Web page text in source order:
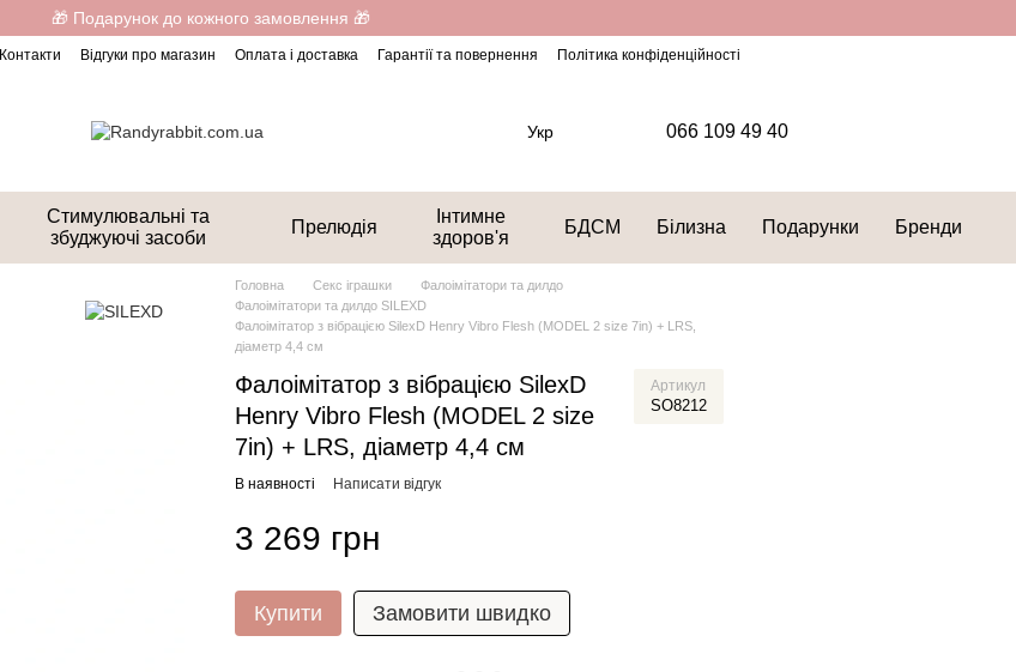
🎁 Подарунок до кожного замовлення 🎁
Контакти Відгуки про магазин Оплата і доставка Гарантії та повернення Політика конфіденційності
Укр 066 109 49 40
Стимулювальні та
збуджуючі засоби
Прелюдія
Інтимне
здоров'я
БДСМ Білизна Подарунки Бренди
Головна Секс іграшки
Фалоімітатори та дилдо
Фалоімітатори та дилдо SILEXD
Фалоімітатор з вібрацією SilexD Henry Vibro Flesh (MODEL 2 size 7in) + LRS,
діаметр 4,4 см
Фалоімітатор з вібрацією SilexD
Henry Vibro Flesh (MODEL 2 size
7in) + LRS, діаметр 4,4 см
Артикул
SO8212
В наявності Написати відгук
3 269 грн
Купити Замовити швидко